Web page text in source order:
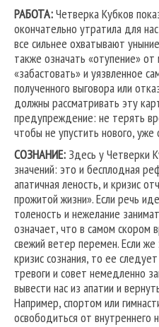
РАБОТА:Четверка Кубков
окончательно утратила для
все сильнее охватывают
также означать «отупение»
«забастовать» и уязвленное
полученного выговора или
должны рассматривать эту
предупреждение: не терять
чтобы не упустить нового, уже
СОЗНАНИЕ: Здесь у Четверки
значений: это и бесплодная
апатичная леность, и кризис
прожитой жизни». Если речь
толеность и нежелание
означает, что в самом скором
свежий ветер перемен. Если
кризис сознания, то ее
тревоги и совет немедленно
вывести нас из апатии и
Например, спортом или
освободиться от внутреннего